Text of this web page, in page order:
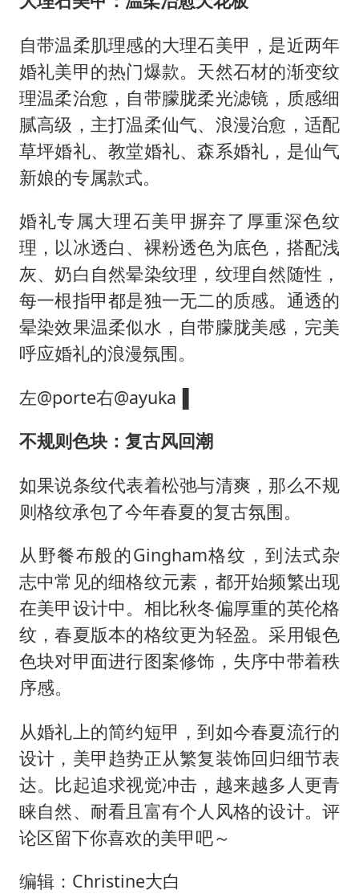
自带温柔肌理感的大理石美甲，是近两年
婚礼美甲的热门爆款。天然石材的渐变纹
理温柔治愈，自带朦胧柔光滤镜，质感细
腻高级，主打温柔仙气、浪漫治愈，适配
草坪婚礼、教堂婚礼、森系婚礼，是仙气
新娘的专属款式。
婚礼专属大理石美甲摒弃了厚重深色纹
理，以冰透白、裸粉透色为底色，搭配浅
灰、奶白自然晕染纹理，纹理自然随性，
每一根指甲都是独一无二的质感。通透的
晕染效果温柔似水，自带朦胧美感，完美
呼应婚礼的浪漫氛围。
左@porte右@ayuka▐
不规则色块： 复古风回潮
如果说条纹代表着松弛与清爽，那么不规
则格纹承包了今年春夏的复古氛围。
从野餐布般的Gingham格纹，到法式杂
志中常见的细格纹元素，都开始频繁出现
在美甲设计中。相比秋冬偏厚重的英伦格
纹，春夏版本的格纹更为轻盈。采用银色
色块对甲面进行图案修饰，失序中带着秩
序感。
从婚礼上的简约短甲，到如今春夏流行的
设计，美甲趋势正从繁复装饰回归细节表
达。比起追求视觉冲击，越来越多人更青
睐自然、耐看且富有个人风格的设计。评
论区留下你喜欢的美甲吧～
编辑：Christine大白